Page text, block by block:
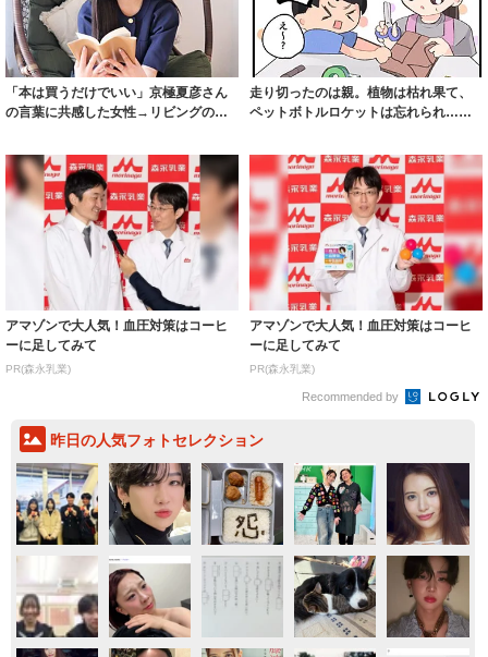
「本は買うだけでいい」京極夏彦さん
の言葉に共感した女性→リビングの本
走り切ったのは親。植物は枯れ果て、
ペットボトルロケットは忘れられ…自
アマゾンで大人気！血圧対策はコーヒ
ーに足してみて
PR(森永乳業)
アマゾンで大人気！血圧対策はコーヒ
ーに足してみて
PR(森永乳業)
Recommended by
昨日の人気フォトセレクション